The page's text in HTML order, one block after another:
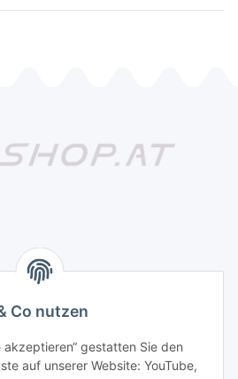
Co nutzen
akzeptieren“ gestatten Sie den
auf unserer Website: YouTube,